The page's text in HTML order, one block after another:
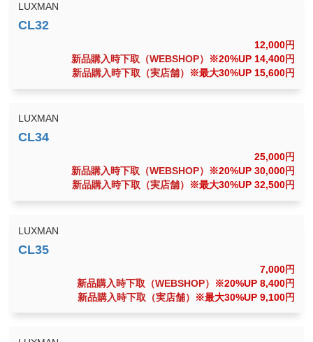
LUXMAN
12,000円
新品購入時下取（WEBSHOP）
※20%UP 14,400円
新品購入時下取（実店舗）
※最大30%UP 15,600円
LUXMAN
25,000円
新品購入時下取（WEBSHOP）
※20%UP 30,000円
新品購入時下取（実店舗）
※最大30%UP 32,500円
LUXMAN
7,000円
新品購入時下取（WEBSHOP）
※20%UP 8,400円
新品購入時下取（実店舗）
※最大30%UP 9,100円